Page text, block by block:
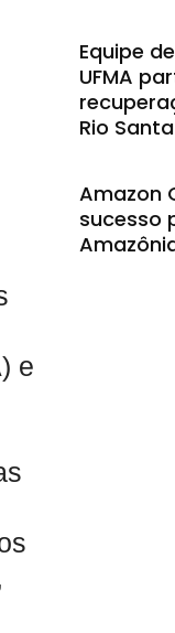
e
Equipe
UFMA
Rio
Amazon
sucesso